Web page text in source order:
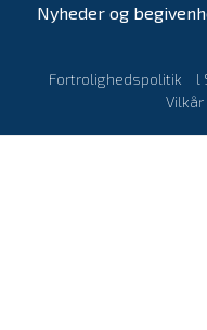
Nyheder og
Fortrolighedspolitik l